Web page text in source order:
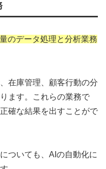
のデータ処理と分析業務
在庫管理、顧客行動の分
ます。これらの業務で
確な結果を出すことがで
ついても、AIの自動化に